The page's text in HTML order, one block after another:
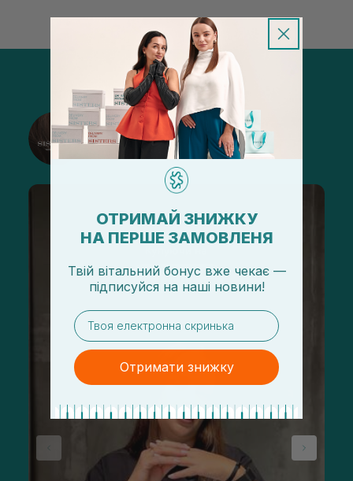
@sisters_stelmakh в Instagram
Подписаться
ОТРИМАЙ ЗНИЖКУ
НА ПЕРШЕ ЗАМОВЛЕНЯ
Твій вітальний бонус вже чекає —
підписуйся на наші новини!
email
Отримати знижку